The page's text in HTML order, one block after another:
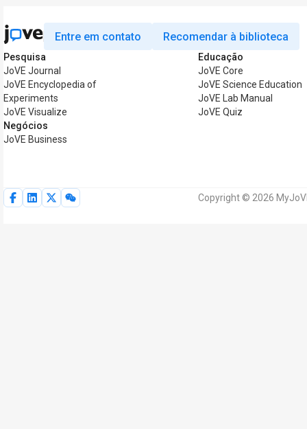
Entre em contato Recomendar à biblioteca
Pesquisa
JoVE Journal
JoVE Encyclopedia of
Experiments
JoVE Visualize
Negócios
JoVE Business
Educação
JoVE Core
JoVE Science Education
JoVE Lab Manual
JoVE Quiz
Copyright © 2026